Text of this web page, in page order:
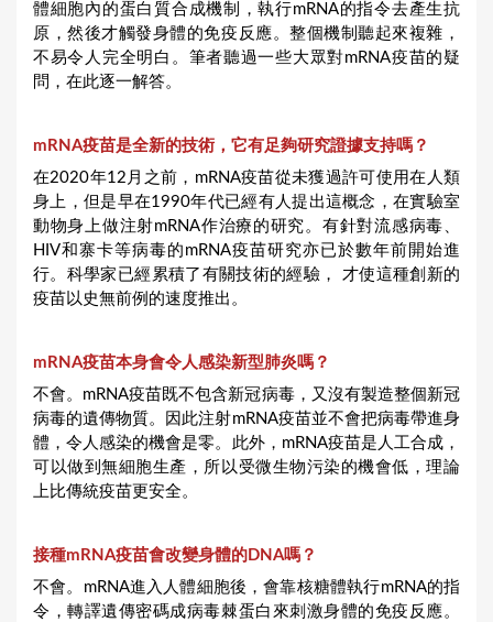
體細胞內的蛋白質合成機制，執行mRNA的指令去產生抗
原，然後才觸發身體的免疫反應。整個機制聽起來複雜，
不易令人完全明白。筆者聽過一些大眾對mRNA疫苗的疑
問，在此逐一解答。
mRNA疫苗是全新的技術，它有足夠研究證據支持嗎？
在2020年12月之前，mRNA疫苗從未獲過許可使用在人類
身上，但是早在1990年代已經有人提出這概念，在實驗室
動物身上做注射mRNA作治療的研究。有針對流感病毒、
HIV和寨卡等病毒的mRNA疫苗研究亦已於數年前開始進
行。科學家已經累積了有關技術的經驗， 才使這種創新的
疫苗以史無前例的速度推出。
mRNA疫苗本身會令人感染新型肺炎嗎？
不會。mRNA疫苗既不包含新冠病毒，又沒有製造整個新冠
病毒的遺傳物質。因此注射mRNA疫苗並不會把病毒帶進身
體，令人感染的機會是零。此外，mRNA疫苗是人工合成，
可以做到無細胞生產，所以受微生物污染的機會低，理論
上比傳統疫苗更安全。
接種mRNA疫苗會改變身體的DNA嗎？
不會。mRNA進入人體細胞後，會靠核糖體執行mRNA的指
令，轉譯遺傳密碼成病毒棘蛋白來刺激身體的免疫反應。